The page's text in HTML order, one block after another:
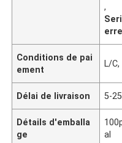
,
Conditions de pai
ement
L/C,
Délai de livraison 5-
Détails d'emballa
ge
al